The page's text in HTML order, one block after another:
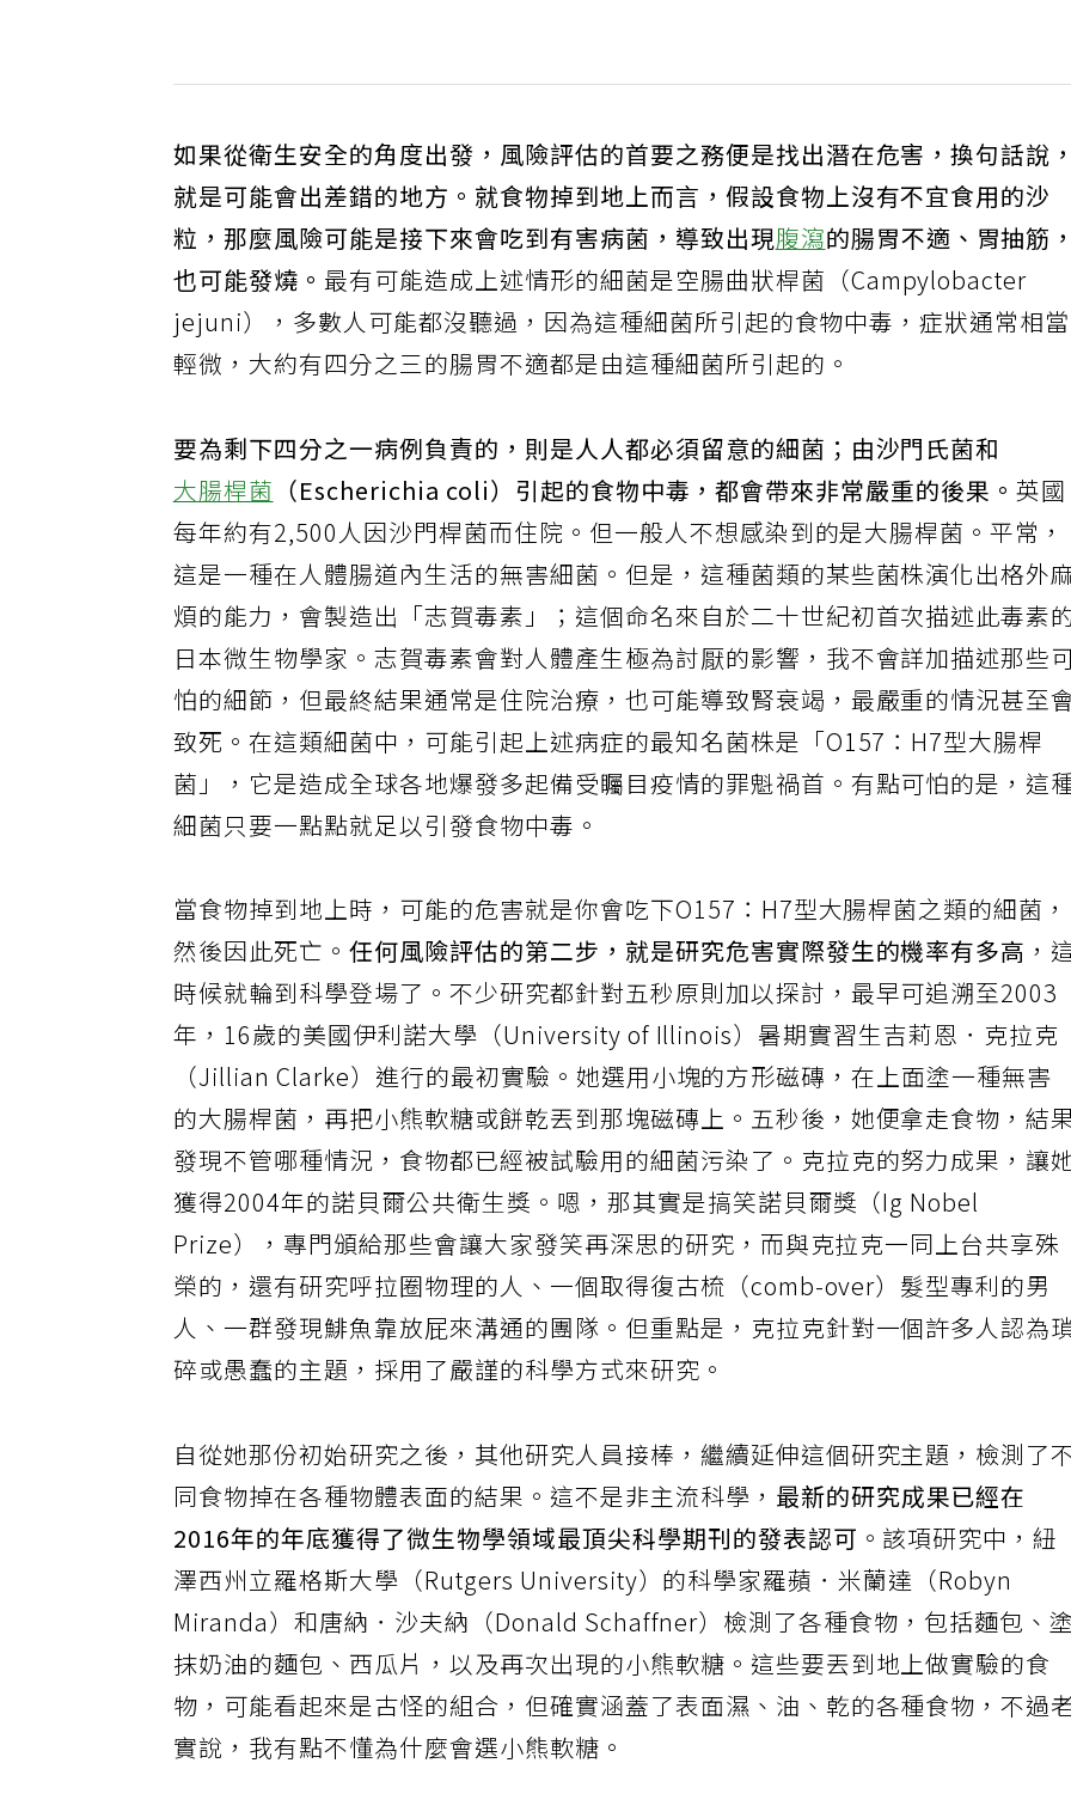
如果從衛生安全的角度出發，風險評估的首要之務便是找出潛在危害，換句話說
就是可能會出差錯的地方。就食物掉到地上而言，假設食物上沒有不宜食用的沙
粒，那麼風險可能是接下來會吃到有害病菌，導致出現腹瀉的腸胃不適、胃抽筋
也可能發燒。最有可能造成上述情形的細菌是空腸曲狀桿菌（Campylobacter
jejuni），多數人可能都沒聽過，因為這種細菌所引起的食物中毒，症狀通常相
輕微，大約有四分之三的腸胃不適都是由這種細菌所引起的。
要為剩下四分之一病例負責的，則是人人都必須留意的細菌；由沙門氏菌和
大腸桿菌 （Escherichia coli）引起的食物中毒，都會帶來非常嚴重的後果。英國
每年約有2,500人因沙門桿菌而住院。但一般人不想感染到的是大腸桿菌。平常，
這是一種在人體腸道內生活的無害細菌。但是，這種菌類的某些菌株演化出格外
煩的能力，會製造出「志賀毒素」；這個命名來自於二十世紀初首次描述此毒素
日本微生物學家。志賀毒素會對人體產生極為討厭的影響，我不會詳加描述那些
怕的細節，但最終結果通常是住院治療，也可能導致腎衰竭，最嚴重的情況甚至
致死。在這類細菌中，可能引起上述病症的最知名菌株是「O157：H7型大腸桿
菌」，它是造成全球各地爆發多起備受矚目疫情的罪魁禍首。有點可怕的是，這
細菌只要一點點就足以引發食物中毒。
當食物掉到地上時，可能的危害就是你會吃下O157：H7型大腸桿菌之類的細菌
然後因此死亡。 任何風險評估的第二步，就是研究危害實際發生的機率有多高
時候就輪到科學登場了。不少研究都針對五秒原則加以探討，最早可追溯至2003
年，16歲的美國伊利諾大學（University of Illinois）暑期實習生吉莉恩．克拉克
（Jillian Clarke）進行的最初實驗。她選用小塊的方形磁磚，在上面塗一種無害
的大腸桿菌，再把小熊軟糖或餅乾丟到那塊磁磚上。五秒後，她便拿走食物，結
發現不管哪種情況，食物都已經被試驗用的細菌污染了。克拉克的努力成果，讓
獲得2004年的諾貝爾公共衛生獎。嗯，那其實是搞笑諾貝爾獎（Ig Nobel
Prize），專門頒給那些會讓大家發笑再深思的研究，而與克拉克一同上台共享殊
榮的，還有研究呼拉圈物理的人、一個取得復古梳（comb-over）髮型專利的男
人、一群發現鯡魚靠放屁來溝通的團隊。但重點是，克拉克針對一個許多人認為
碎或愚蠢的主題，採用了嚴謹的科學方式來研究。
自從她那份初始研究之後，其他研究人員接棒，繼續延伸這個研究主題，檢測了
同食物掉在各種物體表面的結果。這不是非主流科學，最新的研究成果已經在
2016年的年底獲得了微生物學領域最頂尖科學期刊的發表認可 。該項研究中，紐
澤西州立羅格斯大學（Rutgers University）的科學家羅蘋．米蘭達（Robyn
Miranda）和唐納．沙夫納（Donald Schaffner）檢測了各種食物，包括麵包、
抹奶油的麵包、西瓜片，以及再次出現的小熊軟糖。這些要丟到地上做實驗的食
物，可能看起來是古怪的組合，但確實涵蓋了表面濕、油、乾的各種食物，不過
實說，我有點不懂為什麼會選小熊軟糖。